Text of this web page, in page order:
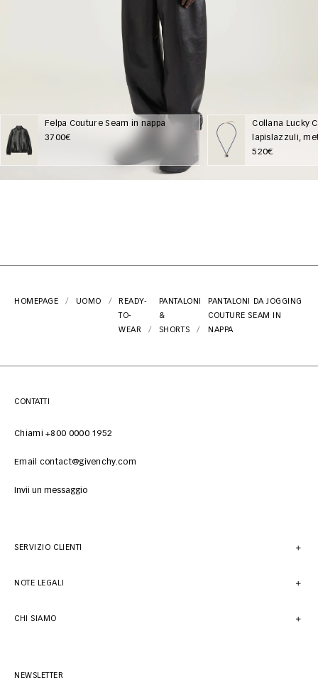
Felpa Couture Seam in nappa
3700€
Collana Lucky
lapislazzuli,
520€
HOMEPAGE UOMO
READY-
TO-
WEAR
PANTALONI
&
SHORTS
PANTALONI DA JOGGING
COUTURE SEAM IN
NAPPA
CONTATTI
Chiami +800 0000 1952
Email contact@givenchy.com
Invii un messaggio
SERVIZIO CLIENTI
NOTE LEGALI
CHI SIAMO
NEWSLETTER